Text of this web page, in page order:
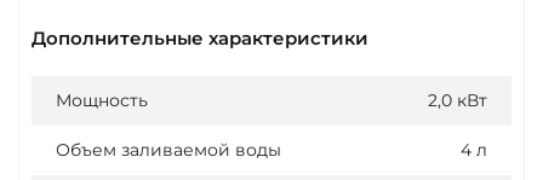
Дополнительные характеристики
Мощность 2,0 кВт
Объем заливаемой воды 4 л